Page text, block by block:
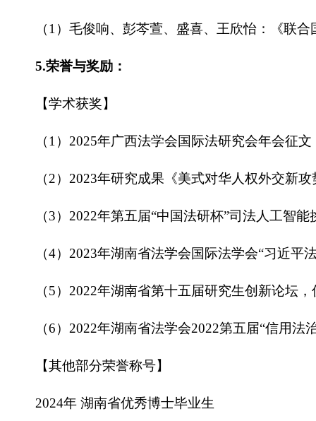
（1）毛俊响、彭芩萱、盛喜、王欣怡：《联
5.荣誉与奖励：
【学术获奖】
（1）2025年广西法学会国际法研究会年会征
（2）2023年研究成果《美式对华人权外交新
（3）2022年第五届“中国法研杯”司法人工智
（4）2023年湖南省法学会国际法学会“习近
（5）2022年湖南省第十五届研究生创新论坛
（6）2022年湖南省法学会2022第五届“信用
【其他部分荣誉称号】
2024年 湖南省优秀博士毕业生